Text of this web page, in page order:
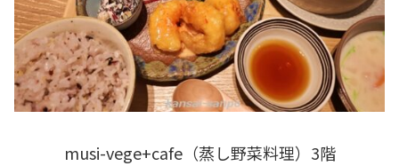
musi-vege+cafe（蒸し野菜料理）3階